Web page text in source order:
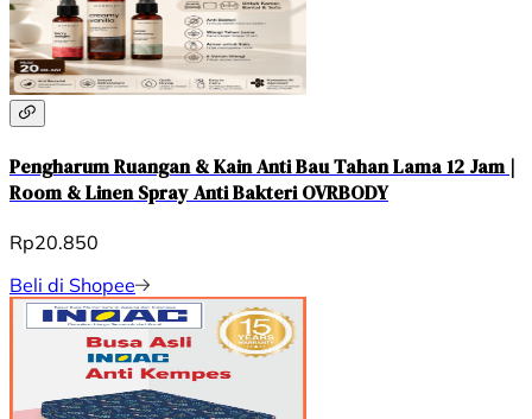
Pengharum Ruangan & Kain Anti Bau Tahan Lama 12 Jam |
Room & Linen Spray Anti Bakteri OVRBODY
Rp20.850
Beli di Shopee